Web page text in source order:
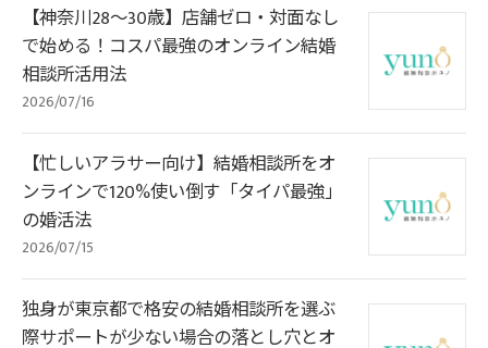
【神奈川28〜30歳】店舗ゼロ・対面なし
で始める！コスパ最強のオンライン結婚
相談所活用法
2026/07/16
【忙しいアラサー向け】結婚相談所をオ
ンラインで120%使い倒す「タイパ最強」
の婚活法
2026/07/15
独身が東京都で格安の結婚相談所を選ぶ
際サポートが少ない場合の落とし穴とオ